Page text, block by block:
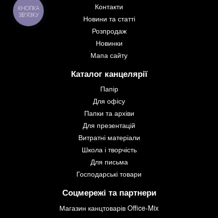
Контакти
Новини та статті
Розпродаж
Новинки
Мапа сайту
Каталог канцелярії
Папір
Для офісу
Папки та архіви
Для презентацій
Витратні матеріали
Школа і творчість
Для письма
Господарські товари
Соцмережі та партнери
Магазин канцтоварів Office-Mix
КНОПКА
ЗВ'ЯЗКУ